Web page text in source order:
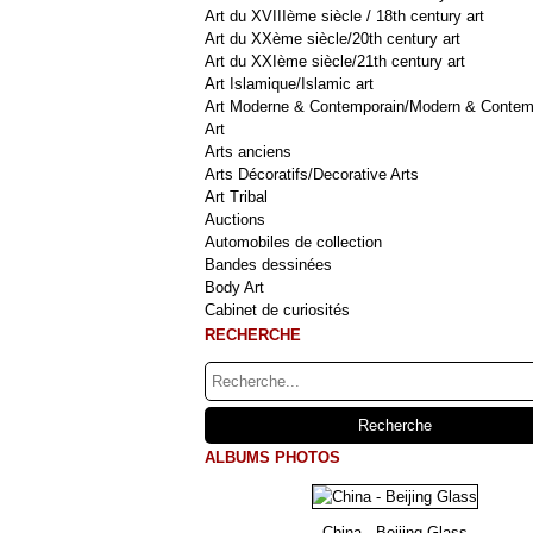
Art du XVIIIème siècle / 18th century art
Art du XXème siècle/20th century art
Art du XXIème siècle/21th century art
Art Islamique/Islamic art
Art Moderne & Contemporain/Modern &
Art
Arts anciens
Arts Décoratifs/Decorative Arts
Art Tribal
Auctions
Automobiles de collection
Bandes dessinées
Body Art
Cabinet de curiosités
RECHERCHE
ALBUMS PHOTOS